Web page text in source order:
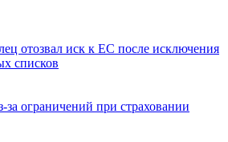
отозвал иск к ЕС после исключения
списков
ограничений при страховании